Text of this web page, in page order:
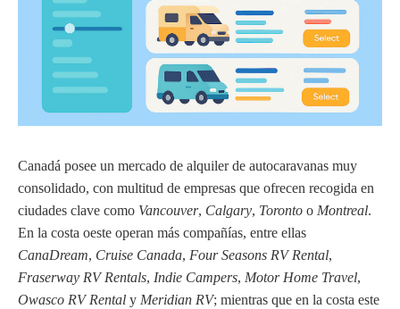
Canadá posee un mercado de alquiler de autocaravanas muy
consolidado, con multitud de empresas que ofrecen recogida en
ciudades clave como Vancouver, Calgary, Toronto o Montreal.
En la costa oeste operan más compañías, entre ellas
CanaDream, Cruise Canada, Four Seasons RV Rental,
Fraserway RV Rentals, Indie Campers, Motor Home Travel,
Owasco RV Rental y Meridian RV; mientras que en la costa este